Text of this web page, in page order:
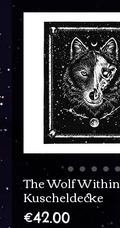
The Wolf Within
Kuscheldecke
€42.00Price